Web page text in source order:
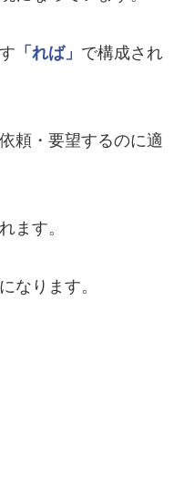
「れば」 で構成され
頼・要望するのに適
ます。
なります。